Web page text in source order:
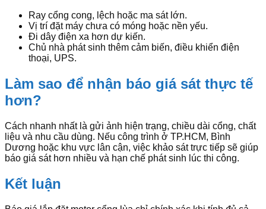
Ray cổng cong, lệch hoặc ma sát lớn.
Vị trí đặt máy chưa có móng hoặc nền yếu.
Đi dây điện xa hơn dự kiến.
Chủ nhà phát sinh thêm cảm biến, điều khiển điện
thoại, UPS.
Làm sao để nhận báo giá sát thực tế
hơn?
Cách nhanh nhất là gửi ảnh hiện trạng, chiều dài cổng, chất
liệu và nhu cầu dùng. Nếu công trình ở TP.HCM, Bình
Dương hoặc khu vực lân cận, việc khảo sát trực tiếp sẽ giúp
báo giá sát hơn nhiều và hạn chế phát sinh lúc thi công.
Kết luận